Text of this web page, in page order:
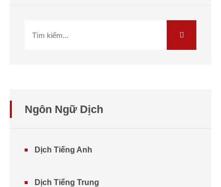
Ngôn Ngữ Dịch
Dịch Tiếng Anh
Dịch Tiếng Trung